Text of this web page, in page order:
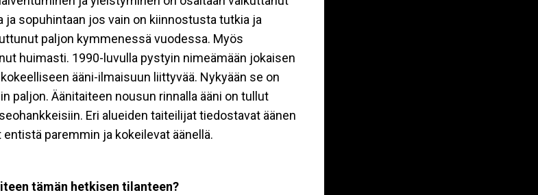
ja sopuhintaan jos vain on kiinnostusta tutkia ja
paljon kymmenessä vuodessa. Myös
huimasti. 1990-luvulla pystyin nimeämään jokaisen
ääni-ilmaisuun liittyvää. Nykyään se on
paljon. Äänitaiteen nousun rinnalla ääni on tullut
Eri alueiden taiteilijat tiedostavat äänen
paremmin ja kokeilevat äänellä.
tämän hetkisen tilanteen?